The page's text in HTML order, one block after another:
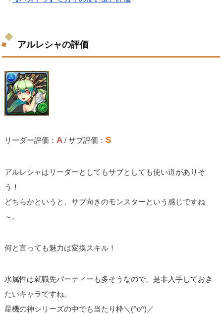
アルレシャの評価
リーダー評価：A / サブ評価：S
アルレシャはリーダーとしてもサブとしても使い道がありそ
う！
どちらかというと、サブ向きのモンスターという感じですね
～。
何と言っても魅力は変換スキル！
水属性は就職先パーティーも多そうなので、是非入手しておき
たいキャラですね。
星機の神シリーズの中でも当たり枠＼(^o^)／